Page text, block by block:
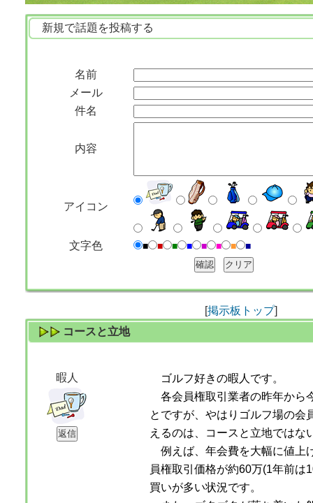
新規で話題を投稿する
名前
メール
件名
内容
アイコン
文字色 ■ ■ ■ ■ ■ ■ ■ ■
[掲示板トップ]
コースと立地
暇人
ゴルフ好きの暇人です。
各会員権取引業者の昨年から
とですが、やはりゴルフ場の会
えるのは、コースと立地ではな
例えば、年会費を大幅に値上
員権取引価格が約60万(1年前は
買いが多い状況です。